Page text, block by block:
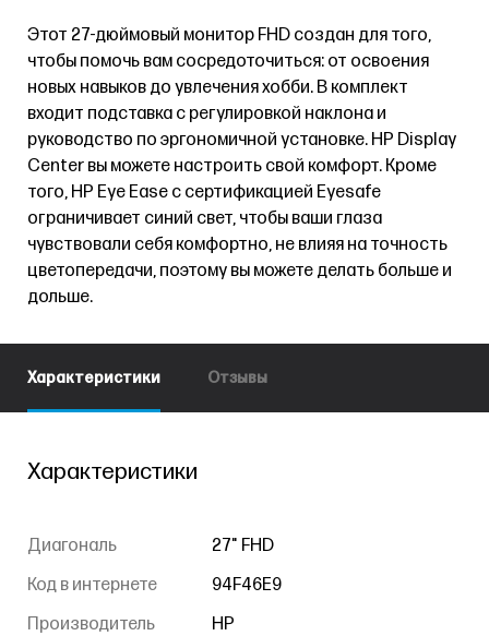
Этот 27-дюймовый монитор FHD создан для того,
чтобы помочь вам сосредоточиться: от освоения
новых навыков до увлечения хобби. В комплект
входит подставка с регулировкой наклона и
руководство по эргономичной установке. HP Display
Center вы можете настроить свой комфорт. Кроме
того, HP Eye Ease с сертификацией Eyesafe
ограничивает синий свет, чтобы ваши глаза
чувствовали себя комфортно, не влияя на точность
цветопередачи, поэтому вы можете делать больше и
дольше.
Характеристики Отзывы
Характеристики
Диагональ
27" FHD
Код в интернете
94F46E9
Производитель
HP